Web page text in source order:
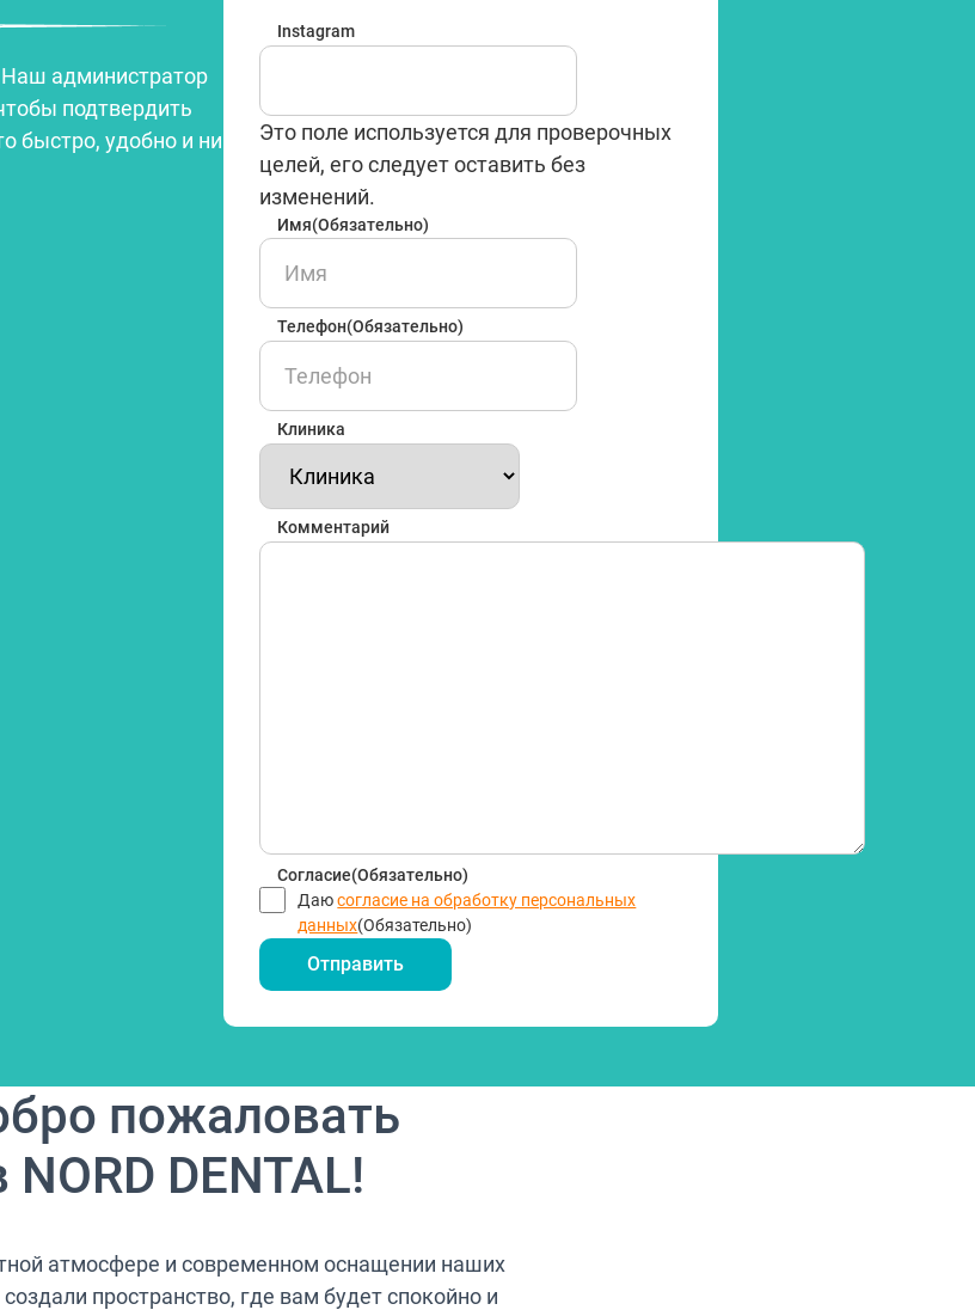
администратор
подтвердить
быстро, удобно и ни
Instagram
Это поле используется для проверочных
целей, его следует оставить без
изменений.
Имя(Обязательно)
Имя
Телефон(Обязательно)
Клиника
Комментарий
Согласие(Обязательно)
Даюсогласие на обработку персональных
данных(Обязательно)
пожаловать
NORD DENTAL!
атмосфере и современном оснащении наших
пространство, где вам будет спокойно и